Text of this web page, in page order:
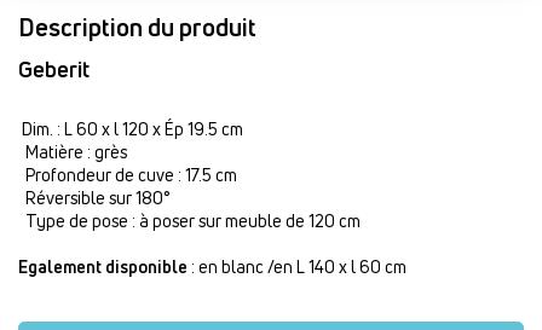
Description du produit
Geberit
Dim. : L 60 x l 120 x Ép 19.5 cm
Matière : grès
Profondeur de cuve : 17.5 cm
Réversible sur 180°
Type de pose : à poser sur meuble de 120 cm
Egalement disponible : en blanc /en L 140 x l 60 cm